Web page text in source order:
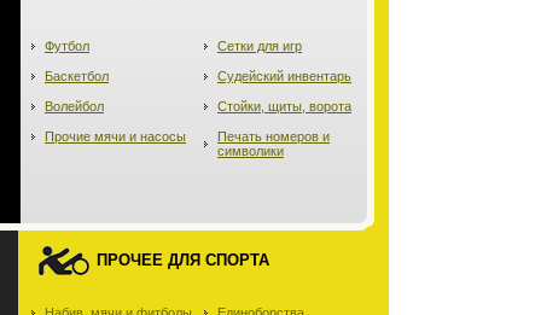
Футбол
Баскетбол
Волейбол
Прочие мячи и насосы
Сетки для игр
Судейский инвентарь
Стойки, щиты, ворота
Печать номеров и
символики
ПРОЧЕЕ ДЛЯ СПОРТА